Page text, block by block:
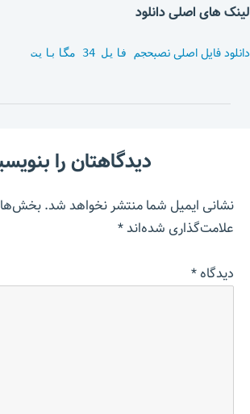
لینک های اصلی دانلود
دانلود فایل اصلی نصبحجم فایل 34 مگابایت
دیدگاهتان را
نشانی ایمیل شما منتشر نخواهد شد.
علامت‌گذاری شده‌اند*
دیدگاه*